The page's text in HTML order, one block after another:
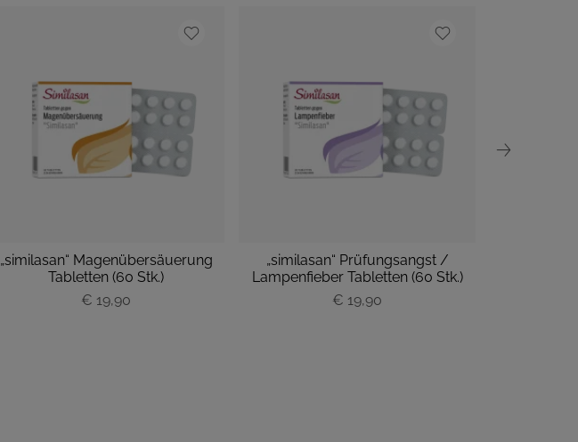
„similasan“ Magenübersäuerung
Tabletten (60 Stk.)
€ 19,90
„similasan“ Prüfungsangst /
Lampenfieber Tabletten (60 Stk.)
€ 19,90
P
r